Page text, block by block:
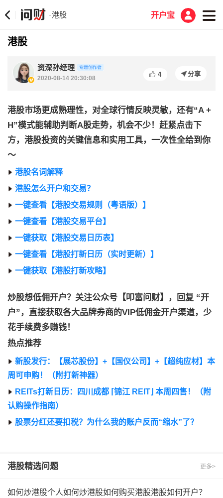
·港股 开户宝
港股
资深孙经理
2020-08-14 20:30:08 4 分享
港股市场更成熟理性，对全球行情反映灵敏，还有“A +
H”模式能辅助判断A股走势，机会不少！赶紧点击下
方，港股投资的关键信息和实用工具，一次性全给到你
～
港股名词解释
港股怎么开户和交易？
一键查看【港股交易规则（粤语版）】
一键查看【港股交易平台】
一键获取【港股交易日历表】
一键查看【港股打新日历（实时更新）】
一键获取【港股打新攻略】
炒股想低佣开户？关注公众号【叩富问财】，回复 “开
户”，直接获取各大品牌券商的VIP低佣金开户渠道，少
花手续费多赚钱！
热点推荐
新股发行：【展芯股份】+【国仪公司】+【超纯应材】本
周可申购！（附打新神器）
REITs打新日历：四川成都 ⌈锦江 REIT⌋ 本周四售！（附
认购操作指南）
股票分红还要扣税？为什么我的账户反而“缩水”了？
港股精选问题 更多>
如何炒港股个人如何炒港股如何购买港股港股如何开户？